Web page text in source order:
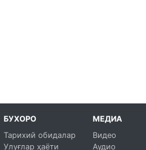
БУХОРО
Тарихий обидалар
Улуғлар ҳаёти
МЕДИА
Видео
Аудио